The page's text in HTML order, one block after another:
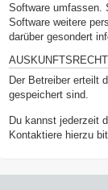
Software umfassen.
Software weitere
darüber gesondert
AUSKUNFTSRECHT
Der Betreiber erteilt
gespeichert sind.
Du kannst jederzeit
Kontaktiere hierzu